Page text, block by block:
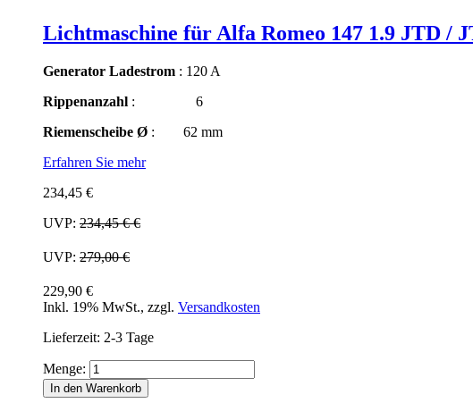
Lichtmaschine für Alfa Romeo 147 1.9 JTD /
Generator Ladestrom : 120 A
Rippenanzahl : 6
Riemenscheibe Ø : 62 mm
Erfahren Sie mehr
234,45 €
UVP: 234,45 €€
UVP: 279,00 €
229,90 €
Inkl. 19% MwSt., zzgl. Versandkosten
Lieferzeit: 2-3 Tage
Menge:
In den Warenkorb